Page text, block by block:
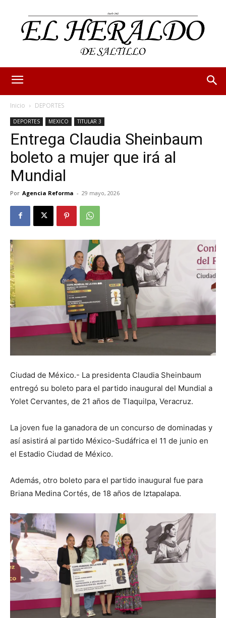
Inicio DEPORTES
DEPORTES MEXICO TITULAR 3
Entrega Claudia Sheinbaum
boleto a mujer que irá al
Mundial
Por Agencia Reforma - 29 mayo, 2026
Ciudad de México.- La presidenta Claudia Sheinbaum
entregó su boleto para el partido inaugural del Mundial a
Yolet Cervantes, de 21 años de Tlaquilpa, Veracruz.
La joven fue la ganadora de un concurso de dominadas y
así asistirá al partido México-Sudáfrica el 11 de junio en
el Estadio Ciudad de México.
Además, otro boleto para el partido inaugural fue para
Briana Medina Cortés, de 18 años de Iztapalapa.